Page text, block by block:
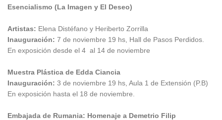
Esencialismo (La Imagen y El Deseo)
Artistas: Elena Distéfano y Heriberto Zorrilla
Inauguración: 7 de noviembre 19 hs, Hall de Pasos Perdidos.
En exposición desde el 4 al 14 de noviembre
Muestra Plástica de Edda Ciancia
Inauguración: 3 de noviembre 19 hs, Aula 1 de Extensión (P.B)
En exposición hasta el 18 de noviembre.
Embajada de Rumania: Homenaje a Demetrio Filip